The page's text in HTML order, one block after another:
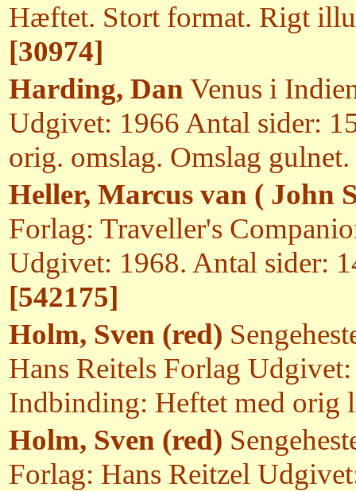
Hæftet. Stort format. Rigt
[30974]
Harding, Dan Venus i
Udgivet: 1966 Antal sider:
orig. omslag. Omslag
Heller, Marcus van ( John
Forlag: Traveller's
Udgivet: 1968. Antal sider:
[542175]
Holm, Sven (red)
Hans Reitels Forlag
Indbinding: Heftet med orig
Holm, Sven (red)
Forlag: Hans Reitzel